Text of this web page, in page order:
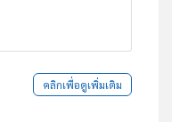
คลิกเพื่อดูเพิ่มเติม